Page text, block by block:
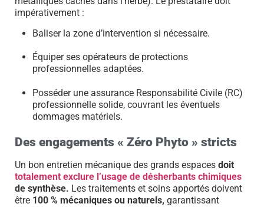
impérativement :
Baliser la zone d’intervention si nécessaire.
Équiper ses opérateurs de protections
professionnelles adaptées.
Posséder une assurance Responsabilité Civile (RC)
professionnelle solide, couvrant les éventuels
dommages matériels.
Des engagements « Zéro Phyto » stricts
Un bon entretien mécanique des grands espaces doit
totalement exclure l’usage de désherbants chimiques
de synthèse. Les traitements et soins apportés doivent
être 100 % mécaniques ou naturels, garantissant